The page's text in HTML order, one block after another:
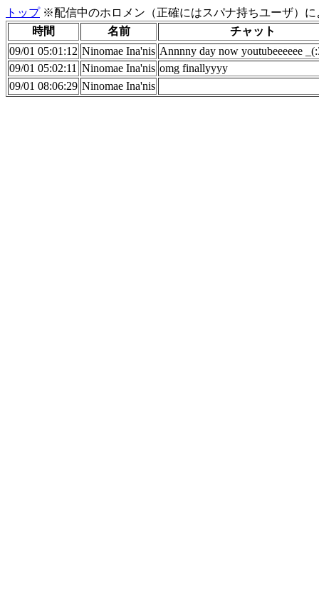
トップ※配信中のホロメン（正確にはスパナ持ちユーザ）
時間
名前
チャット
09/01 05:01:12 Ninomae Ina'nis Annnny day now youtubeeeeee
09/01 05:02:11 Ninomae Ina'nis omg finallyyyy
09/01 08:06:29 Ninomae Ina'nis